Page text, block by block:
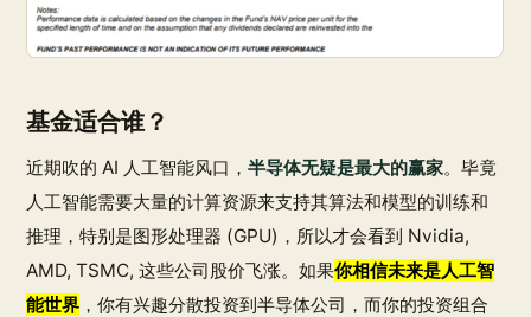
基金适合谁？
近期吹的 AI 人工智能风口，半导体无疑是最大的赢家。毕竟
人工智能需要大量的计算资源来支持其算法和模型的训练和
推理，特别是图形处理器 (GPU)，所以才会看到 Nvidia,
AMD, TSMC, 这些公司股价飞涨。如果你相信未来是人工智
能世界 ，你有兴趣分散投资到半导体公司，而你的投资组合